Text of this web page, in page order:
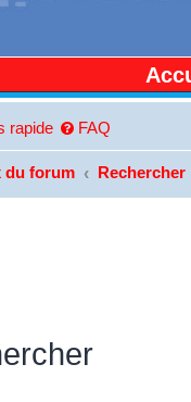
rapide FAQ
du forum Rechercher